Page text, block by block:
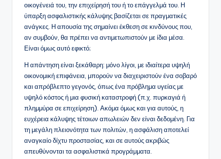
οικογένειά του, την επιχείρησή του ή το επάγγελμά του. Η
ύπαρξη ασφαλιστικής κάλυψης βασίζεται σε πραγματικές
ανάγκες. Η απουσία της σημαίνει έκθεση σε κινδύνους που,
αν συμβούν, θα πρέπει να αντιμετωπιστούν με ίδια μέσα.
Είναι όμως αυτό εφικτό;
Η απάντηση είναι ξεκάθαρη: μόνο λίγοι, με ιδιαίτερα υψηλή
οικονομική επιφάνεια, μπορούν να διαχειριστούν ένα σοβαρό
και απρόβλεπτο γεγονός, όπως ένα πρόβλημα υγείας με
υψηλό κόστος ή μια φυσική καταστροφή (π.χ. πυρκαγιά ή
πλημμύρα σε επιχείρηση). Ακόμα όμως και για αυτούς, η
ευχέρεια κάλυψης τέτοιων απωλειών δεν είναι δεδομένη. Για
τη μεγάλη πλειονότητα των πολιτών, η ασφάλιση αποτελεί
αναγκαίο δίχτυ προστασίας, και σε αυτούς ακριβώς
απευθύνονται τα ασφαλιστικά προγράμματα.